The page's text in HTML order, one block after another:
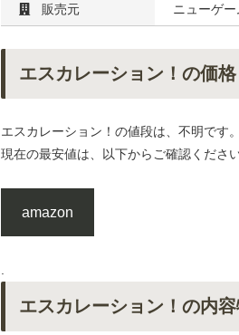
販売元 ニューゲ
エスカレーション！の価格
エスカレーション！の値段は、不明です。
現在の最安値は、以下からご確認ください
amazon
.
エスカレーション！の内